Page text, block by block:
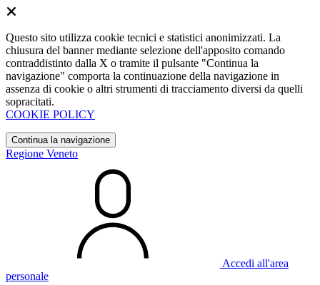
Questo sito utilizza cookie tecnici e statistici anonimizzati. La
chiusura del banner mediante selezione dell'apposito comando
contraddistinto dalla X o tramite il pulsante "Continua la
navigazione" comporta la continuazione della navigazione in
assenza di cookie o altri strumenti di tracciamento diversi da quelli
sopracitati.
COOKIE POLICY
Continua la navigazione
Regione Veneto
Accedi all'area
personale